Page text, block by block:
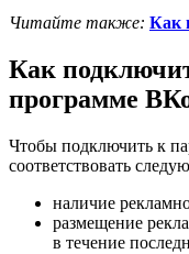
Читайте также: Как
Как
программе
Чтобы подключить к
соответствовать
наличие
размещение
в течение